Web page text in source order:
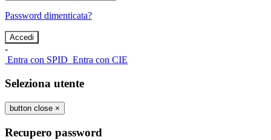
Password dimenticata?
-
Entra con SPID Entra con CIE
Seleziona utente
button close ×
Recupero password